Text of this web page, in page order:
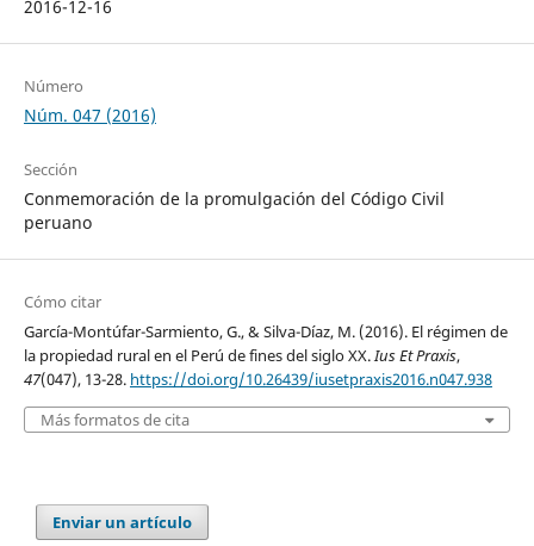
2016-12-16
Número
Núm. 047 (2016)
Sección
Conmemoración de la promulgación del Código Civil
peruano
Cómo citar
García-Montúfar-Sarmiento, G., & Silva-Díaz, M. (2016). El régimen de
la propiedad rural en el Perú de fines del siglo XX.Ius Et Praxis,
47(047), 13-28. https://doi.org/10.26439/iusetpraxis2016.n047.938
Más formatos de cita
Enviar un artículo